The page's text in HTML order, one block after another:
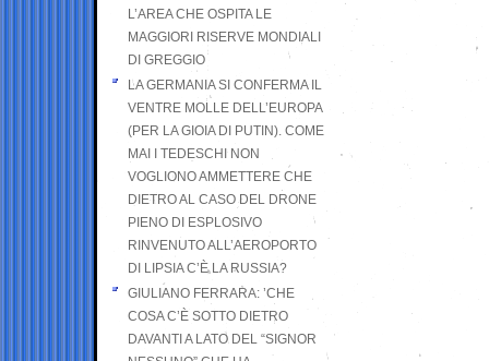
L’AREA CHE OSPITA LE
MAGGIORI RISERVE MONDIALI
DI GREGGIO
LA GERMANIA SI CONFERMA IL
VENTRE MOLLE DELL’EUROPA
(PER LA GIOIA DI PUTIN). COME
MAI I TEDESCHI NON
VOGLIONO AMMETTERE CHE
DIETRO AL CASO DEL DRONE
PIENO DI ESPLOSIVO
RINVENUTO ALL’AEROPORTO
DI LIPSIA C’È LA RUSSIA?
GIULIANO FERRARA: ’CHE
COSA C’È SOTTO DIETRO
DAVANTI A LATO DEL “SIGNOR